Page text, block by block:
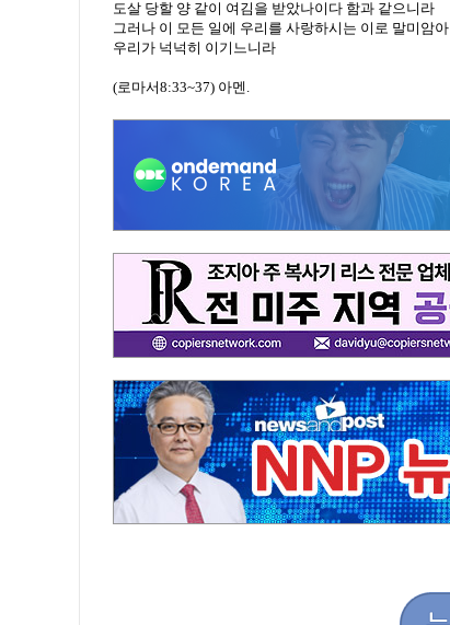
도살 당할 양 같이 여김을 받았나이다 함과 같으니라
그러나 이 모든 일에 우리를 사랑하시는 이로 말미암아
우리가 넉넉히 이기느니라
(로마서8:33~37) 아멘.